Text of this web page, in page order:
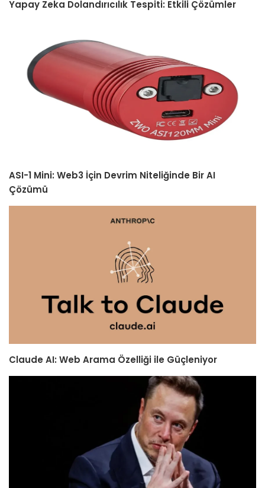
Yapay Zeka Dolandırıcılık Tespiti: Etkili Çözümler
ASI-1 Mini: Web3 İçin Devrim Niteliğinde Bir AI
Çözümü
Claude AI: Web Arama Özelliği ile Güçleniyor